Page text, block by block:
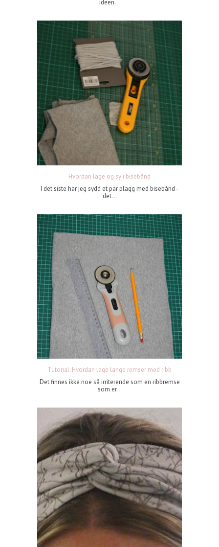
ideen...
Hvordan lage og sy i bisebånd
I det siste har jeg sydd et par plagg med bisebånd -
det...
Tutorial: Hvordan lage lange remser med ribb
Det finnes ikke noe så irriterende som en ribbremse
som er...